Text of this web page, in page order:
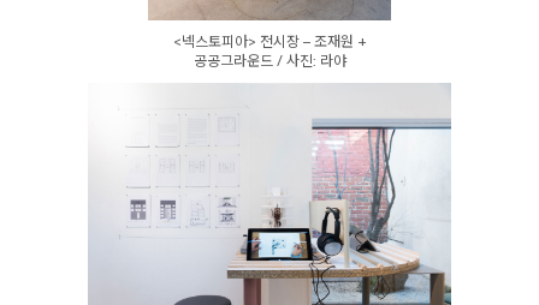
<넥스토피아> 전시장 – 조재원 +
공공그라운드 / 사진: 라야